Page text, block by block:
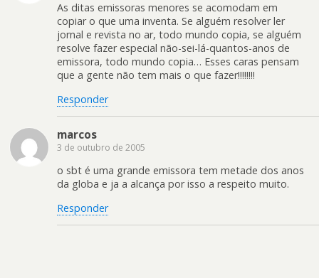
As ditas emissoras menores se acomodam em
copiar o que uma inventa. Se alguém resolver ler
jornal e revista no ar, todo mundo copia, se alguém
resolve fazer especial não-sei-lá-quantos-anos de
emissora, todo mundo copia… Esses caras pensam
que a gente não tem mais o que fazer!!!!!!!!
Responder
marcos
3 de outubro de 2005
o sbt é uma grande emissora tem metade dos anos
da globa e ja a alcança por isso a respeito muito.
Responder